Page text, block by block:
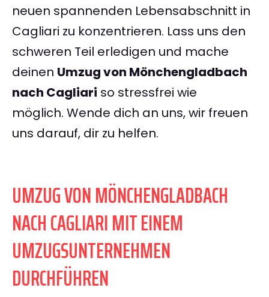
neuen spannenden Lebensabschnitt in
Cagliari zu konzentrieren. Lass uns den
schweren Teil erledigen und mache
deinen Umzug von Mönchengladbach
nach Cagliari so stressfrei wie
möglich. Wende dich an uns, wir freuen
uns darauf, dir zu helfen.
UMZUG VON MÖNCHENGLADBACH
NACH CAGLIARI MIT EINEM
UMZUGSUNTERNEHMEN
DURCHFÜHREN